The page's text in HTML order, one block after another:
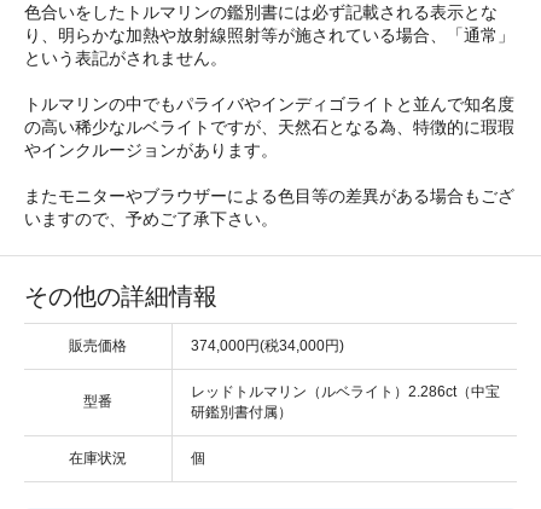
色合いをしたトルマリンの鑑別書には必ず記載される表示とな
り、明らかな加熱や放射線照射等が施されている場合、「通常」
という表記がされません。
トルマリンの中でもパライバやインディゴライトと並んで知名度
の高い稀少なルベライトですが、天然石となる為、特徴的に瑕瑕
やインクルージョンがあります。
またモニターやブラウザーによる色目等の差異がある場合もござ
いますので、予めご了承下さい。
その他の詳細情報
販売価格 374,000円(税34,000円)
型番
レッドトルマリン（ルベライト）2.286ct（中宝
研鑑別書付属）
在庫状況 個